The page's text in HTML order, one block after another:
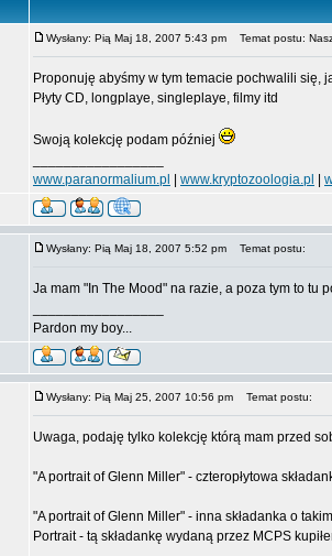
Wysłany: Pią Maj 18, 2007 5:43 pm Temat postu:
Proponuję abyśmy w tym temacie pochwalili
Płyty CD, longplaye, singleplaye, filmy itd
Swoją kolekcję podam później
www.paranormalium.pl
www.kryptozoologia.pl
Wysłany: Pią Maj 18, 2007 5:52 pm Temat postu:
Ja mam "In The Mood" na razie, a poza tym to tu
Pardon my boy...
Wysłany: Pią Maj 25, 2007 10:56 pm Temat postu:
Uwaga, podaję tylko kolekcję którą mam przed
"A portrait of Glenn Miller" - czteropłytowa
"A portrait of Glenn Miller" - inna składanka o
Portrait - tą składankę wydaną przez MCPS